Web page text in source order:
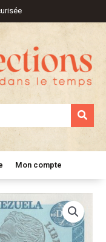
Mon compte